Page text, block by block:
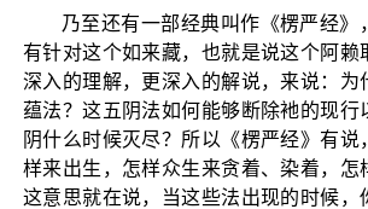
乃至还有一部经典叫作《楞严经》
有针对这个如来藏，也就是说这个阿赖
深入的理解，更深入的解说，来说：为
蕴法？这五阴法如何能够断除衪的现行
阴什么时候灭尽？所以《楞严经》有说
样来出生，怎样众生来贪着、染着，怎
这意思就在说，当这些法出现的时候，